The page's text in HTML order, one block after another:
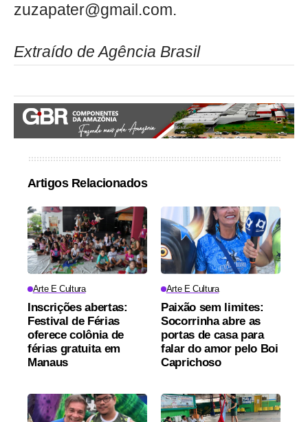
zuzapater@gmail.com.
Extraído de Agência Brasil
Artigos Relacionados
Arte E Cultura
Inscrições abertas:
Festival de Férias
oferece colônia de
férias gratuita em
Manaus
Arte E Cultura
Paixão sem limites:
Socorrinha abre as
portas de casa para
falar do amor pelo Boi
Caprichoso